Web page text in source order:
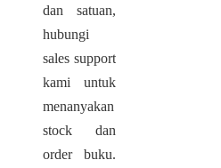
dan satuan,
hubungi
sales support
kami untuk
menanyakan
stock dan
order buku.